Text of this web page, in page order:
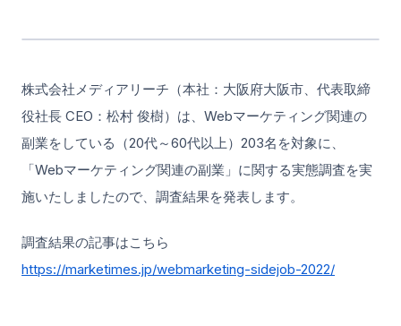
株式会社メディアリーチ（本社：大阪府大阪市、代表取締
役社長 CEO：松村 俊樹）は、Webマーケティング関連の
副業をしている（20代～60代以上）203名を対象に、
「Webマーケティング関連の副業」に関する実態調査を実
施いたしましたので、調査結果を発表します。
調査結果の記事はこちら
https://marketimes.jp/webmarketing-sidejob-2022/